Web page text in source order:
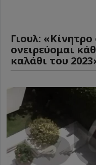
Γιουλ:
ονειρεύομαι
καλάθι του